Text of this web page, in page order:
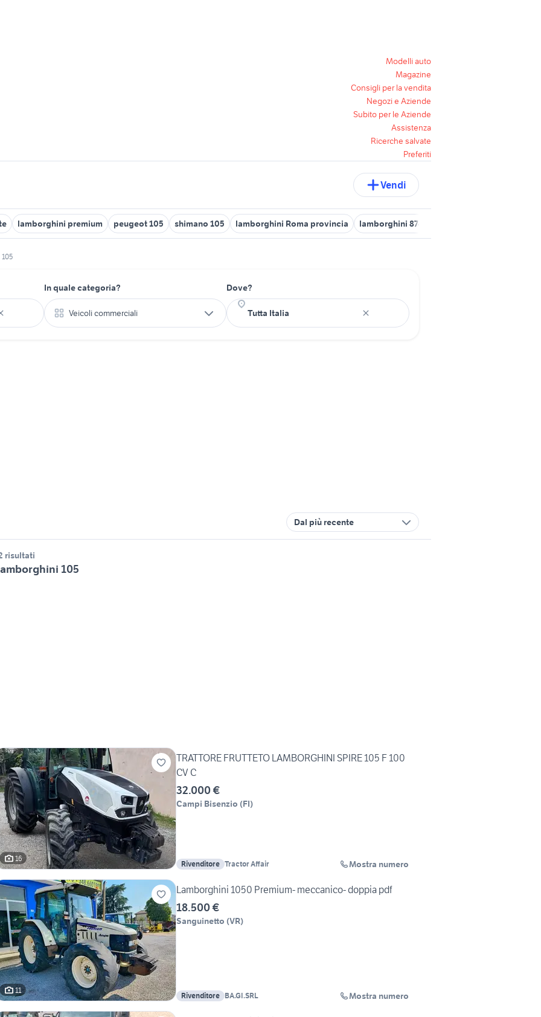
Modelli auto
Magazine
Consigli per la vendita
Negozi e Aziende
Subito per le Aziende
Assistenza
Ricerche salvate
Preferiti
Vendi
lamborghini premium peugeot 105 shimano 105 lamborghini Roma provincia lamborghini 874 90
In quale categoria?
Veicoli commerciali
Dove?
Dal più recente
risultati
105
16
TRATTORE FRUTTETO LAMBORGHINI SPIRE 105 F 100
CV C
32.000 €
Campi Bisenzio (FI)
Rivenditore Tractor Affair Mostra numero
11
Lamborghini 1050 Premium- meccanico- doppia pdf
18.500 €
Sanguinetto (VR)
Rivenditore BA.GI.SRL Mostra numero